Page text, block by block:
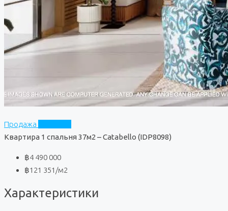
Продажа
Квартира 1 спальня 37м2 – Catabello (IDP8098)
฿4 490 000
฿121 351 /м2
Характеристики